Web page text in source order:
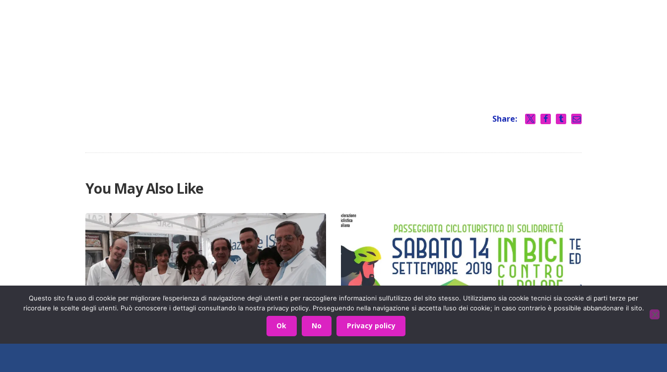
Share:
You May Also Like
TERAPIA DEL DOLORE CRONICO
Questo sito fa uso di cookie per migliorare l’esperienza di navigazione degli utenti e per raccogliere informazioni sull’utilizzo del sito stesso. Utilizziamo sia cookie tecnici sia cookie di parti terze per
ricordare le scelte degli utenti. Può conoscere i dettagli consultando la nostra privacy policy. Proseguendo nella navigazione si accetta l’uso dei cookie; in caso contrario è possibile abbandonare il sito.
Ok No Privacy policy